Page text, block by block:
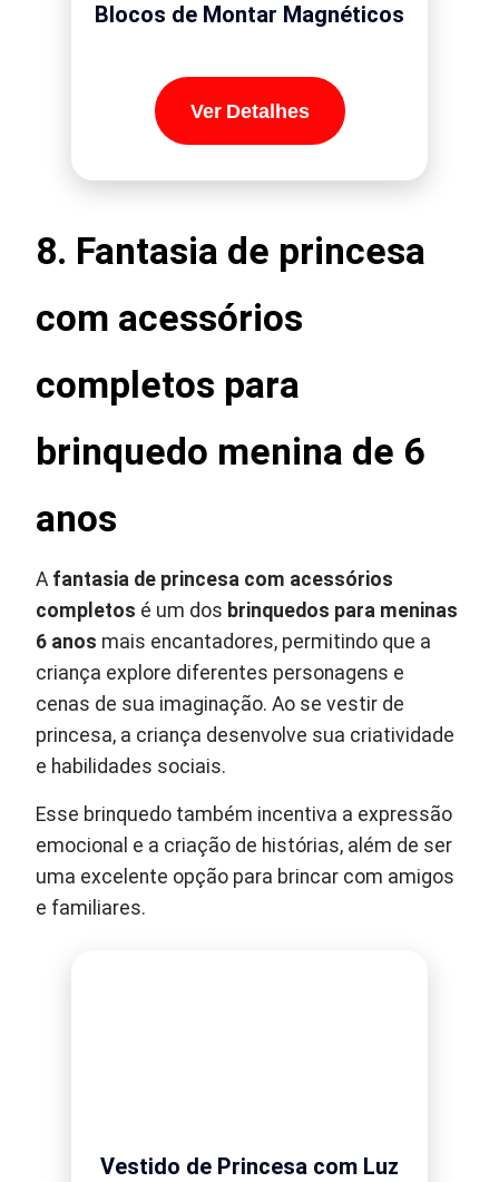
Blocos de Montar Magnéticos
Ver Detalhes
8. Fantasia de princesa
com acessórios
completos para
brinquedo menina de 6
anos
A fantasia de princesa com acessórios
completos é um dos brinquedos para meninas
6 anos mais encantadores, permitindo que a
criança explore diferentes personagens e
cenas de sua imaginação. Ao se vestir de
princesa, a criança desenvolve sua criatividade
e habilidades sociais.
Esse brinquedo também incentiva a expressão
emocional e a criação de histórias, além de ser
uma excelente opção para brincar com amigos
e familiares.
Vestido de Princesa com Luz